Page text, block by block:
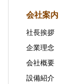
会社案内
社長挨拶
企業理念
会社概要
設備紹介